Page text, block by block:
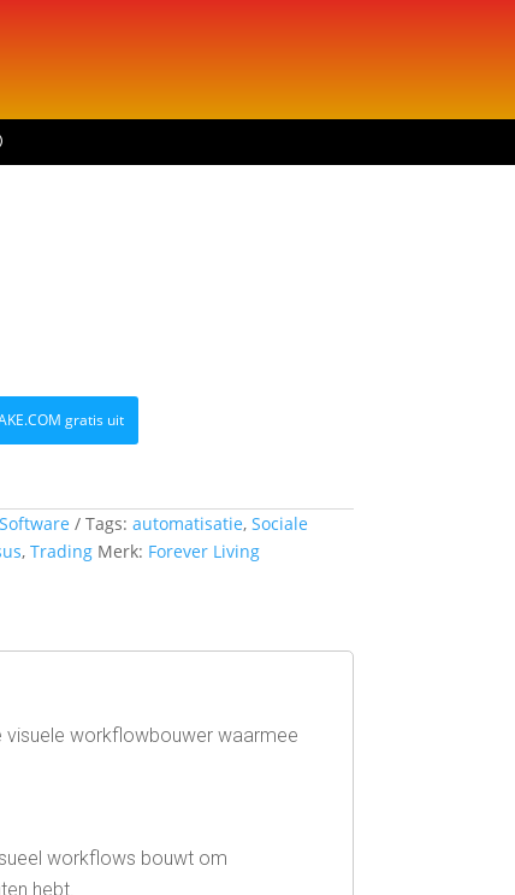
gratis uit
Software Tags:automatisatie,Sociale
,Trading Merk: Forever Living
visuele workflowbouwer waarmee
workflows bouwt om
hebt.